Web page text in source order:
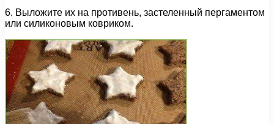
6. Выложите их на противень, застеленный пергаментом
или силиконовым ковриком.